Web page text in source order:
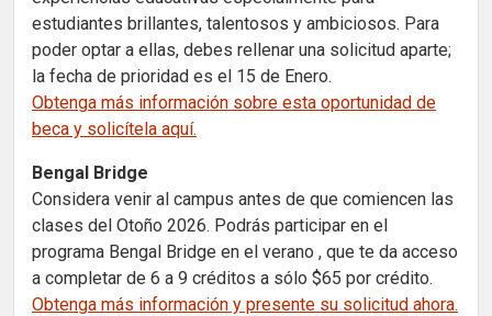
estudiantes brillantes, talentosos y ambiciosos. Para
poder optar a ellas, debes rellenar una solicitud aparte;
la fecha de prioridad es el 15 de Enero.
Obtenga más información sobre esta oportunidad de
beca y solicítela aquí.
Bengal Bridge
Considera venir al campus antes de que comiencen las
clases del Otoño 2026. Podrás participar en el
programa Bengal Bridge en el verano , que te da acceso
a completar de 6 a 9 créditos a sólo $65 por crédito.
Obtenga más información y presente su solicitud ahora.